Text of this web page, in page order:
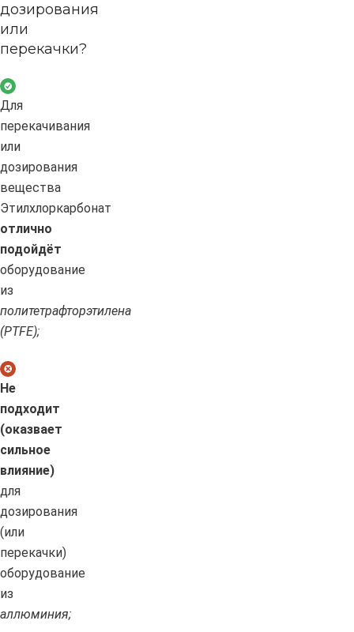
дозирования
или
перекачки?
Для
перекачивания
или
дозирования
вещества
Этилхлоркарбонат
отлично
подойдёт
оборудование
из
политетрафторэтилена
(PTFE);
Не
подходит
(оказвает
сильное
влияние)
для
дозирования
(или
перекачки)
оборудование
из
аллюминия;